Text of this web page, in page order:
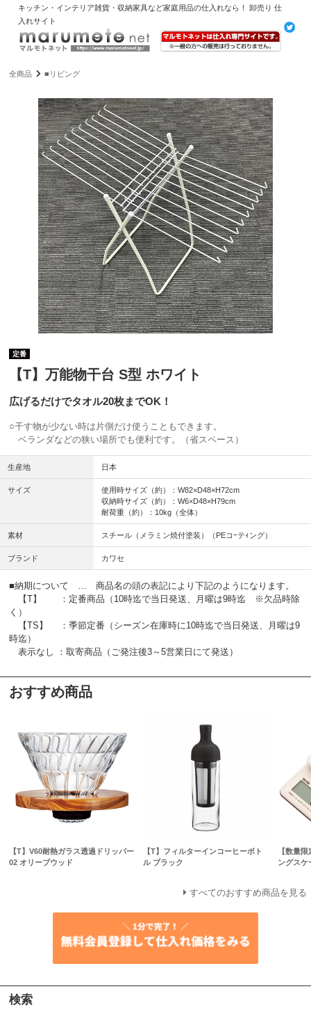
キッチン・インテリア雑貨・収納家具など家庭用品の仕入れなら！ 卸売り 仕
入れサイト
全商品 ■リビング
定番
【T】万能物干台 S型 ホワイト
広げるだけでタオル20枚までOK！
○干す物が少ない時は片側だけ使うこともできます。
ベランダなどの狭い場所でも便利です。（省スペース）
生産地 日本
サイズ
使用時サイズ（約）：W82×D48×H72cm
収納時サイズ（約）：W6×D48×H79cm
耐荷重（約）：10kg（全体）
素材 スチール（メラミン焼付塗装）（PEコｰテｨング）
ブランド カワセ
■納期について … 商品名の頭の表記により下記のようになります。
【T】 ：定番商品（10時迄で当日発送、月曜は9時迄 ※欠品時除
く）
【TS】 ：季節定番（シーズン在庫時に10時迄で当日発送、月曜は9
時迄）
表示なし ：取寄商品（ご発注後3～5営業日にて発送）
おすすめ商品
【T】V60耐熱ガラス透過ドリッパー
02 オリーブウッド
【T】フィルターインコーヒーボト
ル ブラック
【数量
ングスケ
すべてのおすすめ商品を見る
検索